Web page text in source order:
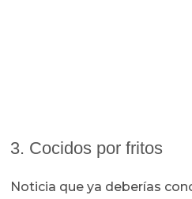
3. Cocidos por fritos
Noticia que ya deberías